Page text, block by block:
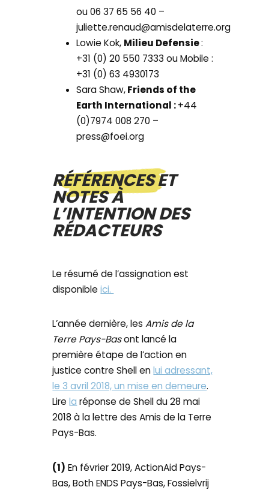
ou 06 37 65 56 40 –
juliette.renaud@amisdelaterre.org
Lowie Kok, Milieu Defensie:
+31 (0) 20 550 7333 ou Mobile :
+31 (0) 63 4930173
Sara Shaw,Friends of the
Earth International :+44
(0)7974 008 270 –
press@foei.org
RÉFÉRENCES ET
NOTES À
L’INTENTION DES
RÉDACTEURS
Le résumé de l’assignation est
disponibleici.
L’année dernière, lesAmis de la
Terre Pays-Basont lancé la
première étape de l’action en
justice contre Shell enlui adressant,
le 3 avril 2018, un mise en demeure.
Lirela réponse de Shell du 28 mai
2018 à la lettre des Amis de la Terre
Pays-Bas.
(1) En février 2019, ActionAid Pays-
Bas, Both ENDS Pays-Bas, Fossielvrij